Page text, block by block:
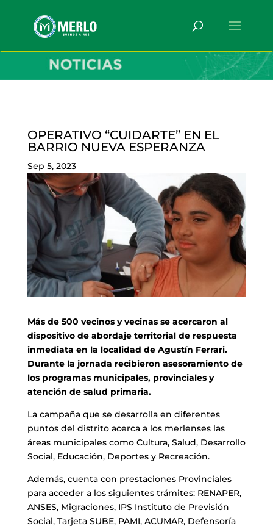
OPERATIVO “CUIDARTE” EN EL
BARRIO NUEVA ESPERANZA
Sep 5, 2023
Más de 500 vecinos y vecinas se acercaron al
dispositivo de abordaje territorial de respuesta
inmediata en la localidad de Agustín Ferrari.
Durante la jornada recibieron asesoramiento de
los programas municipales, provinciales y
atención de salud primaria.
La campaña que se desarrolla en diferentes
puntos del distrito acerca a los merlenses las
áreas municipales como Cultura, Salud, Desarrollo
Social, Educación, Deportes y Recreación.
Además, cuenta con prestaciones Provinciales
para acceder a los siguientes trámites: RENAPER,
ANSES, Migraciones, IPS Instituto de Previsión
Social, Tarjeta SUBE, PAMI, ACUMAR, Defensoría